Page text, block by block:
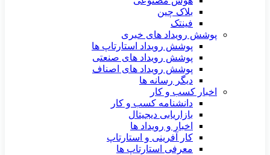
بلاک چین
فینتک
پوشش رویداد های خبری
پوشش رویداد استارتاپ ها
پوشش رویداد های صنعتی
پوشش رویداد های اصناف
دیگر رسانه ها
اخبار کسب و کار
دانشنامه کسب و کار
بازاریابی دیجیتال
اخبار و رویداد ها
کار آفرینی و استارتاپ
معرفی استارتاپ ها